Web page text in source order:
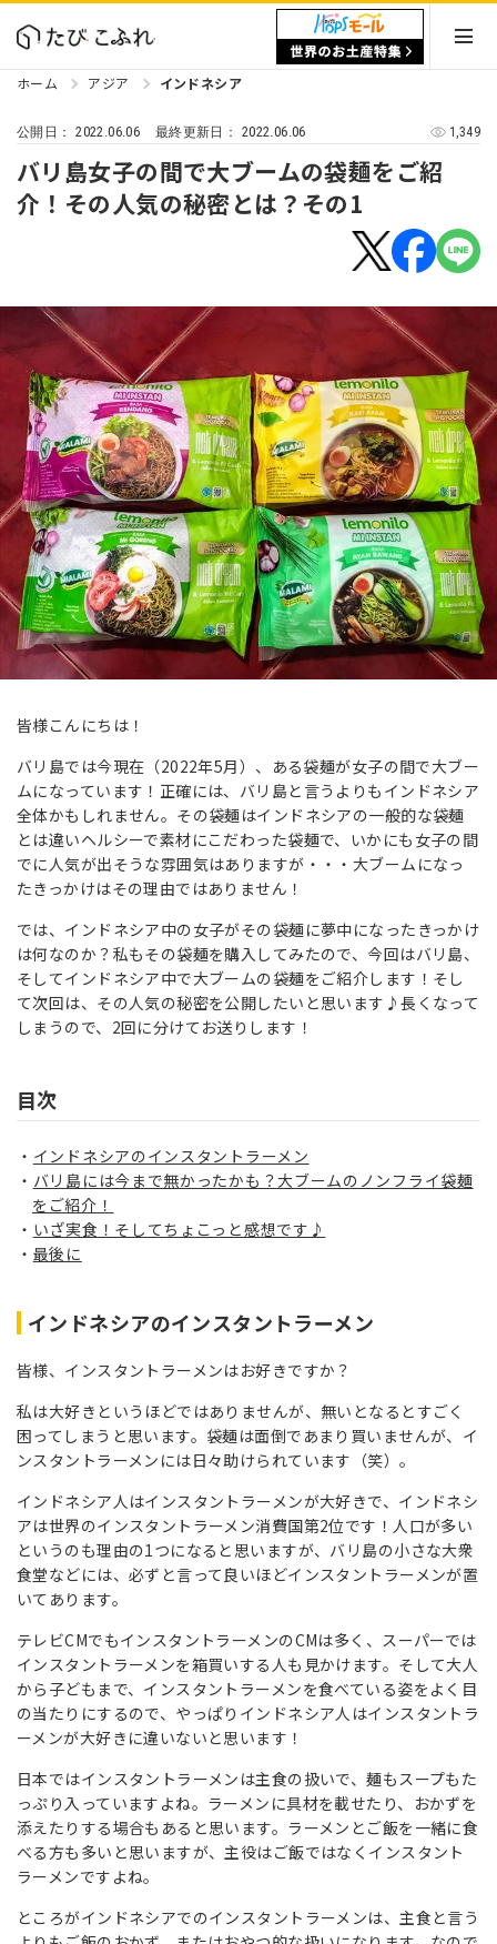
ホーム アジア インドネシア
公開日：2022.06.06 最終更新日： 2022.06.06 1,349
バリ島女子の間で大ブームの袋麺をご紹
介！その人気の秘密とは？その1
皆様こんにちは！
バリ島では今現在（2022年5月）、ある袋麺が女子の間で大ブー
ムになっています！正確には、バリ島と言うよりもインドネシア
全体かもしれません。その袋麺はインドネシアの一般的な袋麺
とは違いヘルシーで素材にこだわった袋麺で、いかにも女子の間
でに人気が出そうな雰囲気はありますが・・・大ブームになっ
たきっかけはその理由ではありません！
では、インドネシア中の女子がその袋麺に夢中になったきっかけ
は何なのか？私もその袋麺を購入してみたので、今回はバリ島、
そしてインドネシア中で大ブームの袋麺をご紹介します！そし
て次回は、その人気の秘密を公開したいと思います♪長くなって
しまうので、2回に分けてお送りします！
目次
インドネシアのインスタントラーメン
バリ島には今まで無かったかも？大ブームのノンフライ袋麺
をご紹介！
いざ実食！そしてちょこっと感想です♪
最後に
インドネシアのインスタントラーメン
皆様、インスタントラーメンはお好きですか？
私は大好きというほどではありませんが、無いとなるとすごく
困ってしまうと思います。袋麺は面倒であまり買いませんが、イ
ンスタントラーメンには日々助けられています（笑）。
インドネシア人はインスタントラーメンが大好きで、インドネシ
アは世界のインスタントラーメン消費国第2位です！人口が多い
というのも理由の1つになると思いますが、バリ島の小さな大衆
食堂などには、必ずと言って良いほどインスタントラーメンが置
いてあります。
テレビCMでもインスタントラーメンのCMは多く、スーパーでは
インスタントラーメンを箱買いする人も見かけます。そして大人
から子どもまで、インスタントラーメンを食べている姿をよく目
の当たりにするので、やっぱりインドネシア人はインスタントラ
ーメンが大好きに違いないと思います！
日本ではインスタントラーメンは主食の扱いで、麺もスープもた
っぷり入っていますよね。ラーメンに具材を載せたり、おかずを
添えたりする場合もあると思います。ラーメンとご飯を一緒に食
べる方も多いと思いますが、主役はご飯ではなくインスタント
ラーメンですよね。
ところがインドネシアでのインスタントラーメンは、主食と言う